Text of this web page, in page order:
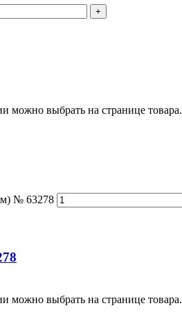
+
можно выбрать на странице товара.
№ 63278
можно выбрать на странице товара.